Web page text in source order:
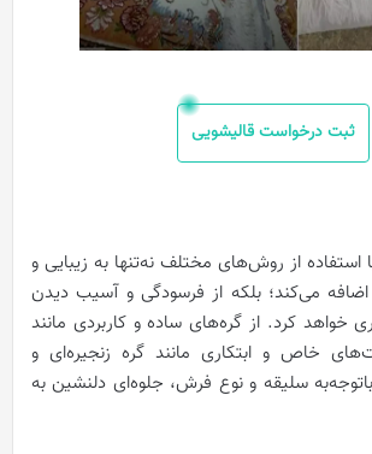
ثبت درخواست قالیشویی
از روش‌های مختلف نه‌تنها به زیبایی و
می‌کند؛ بلکه از فرسودگی و آسیب دیدن
خواهد کرد. از گره‌های ساده و کاربردی مانند
خاص و ابتکاری مانند گره زنجیره‌ای و
باتوجه‌به سلیقه و نوع فرش، جلوه‌ای دلنشین به